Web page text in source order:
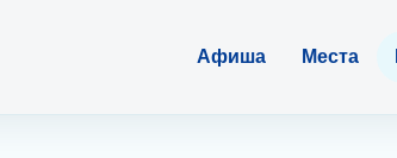
Афиша Места